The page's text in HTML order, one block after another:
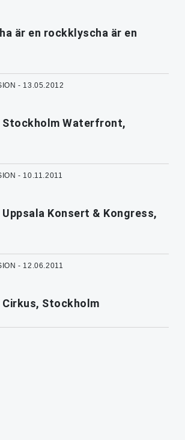
är en rockklyscha är en
- 13.05.2012
Stockholm Waterfront,
- 10.11.2011
Uppsala Konsert & Kongress,
- 12.06.2011
Cirkus, Stockholm